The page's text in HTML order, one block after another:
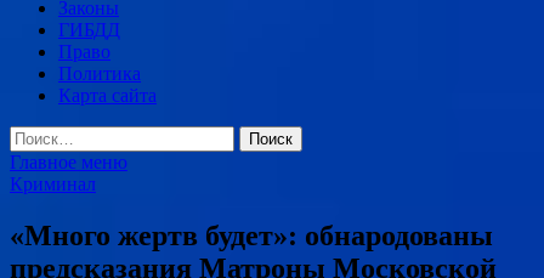
Законы
ГИБДД
Право
Политика
Карта сайта
Найти:
Главное меню
Криминал
«Много жертв будет»: обнародованы
предсказания Матроны Московской